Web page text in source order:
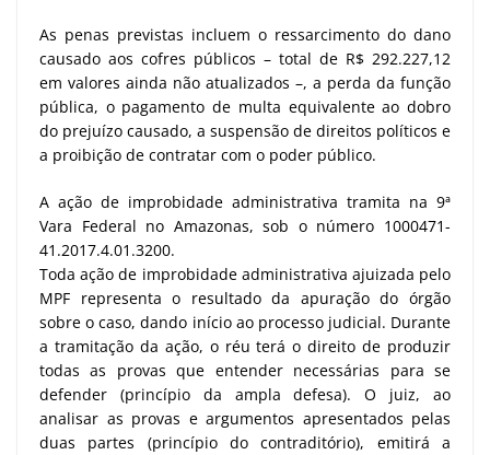
As penas previstas incluem o ressarcimento do dano
causado aos cofres públicos – total de R$ 292.227,12
em valores ainda não atualizados –, a perda da função
pública, o pagamento de multa equivalente ao dobro
do prejuízo causado, a suspensão de direitos políticos e
a proibição de contratar com o poder público.
A ação de improbidade administrativa tramita na 9ª
Vara Federal no Amazonas, sob o número 1000471-
41.2017.4.01.3200.
Toda ação de improbidade administrativa ajuizada pelo
MPF representa o resultado da apuração do órgão
sobre o caso, dando início ao processo judicial. Durante
a tramitação da ação, o réu terá o direito de produzir
todas as provas que entender necessárias para se
defender (princípio da ampla defesa). O juiz, ao
analisar as provas e argumentos apresentados pelas
duas partes (princípio do contraditório), emitirá a